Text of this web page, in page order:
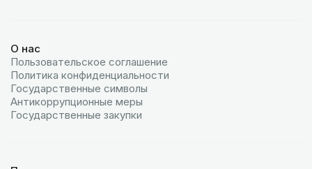
О нас
Пользовательское соглашение
Политика конфиденциальности
Государственные символы
Антикоррупционные меры
Государственные закупки